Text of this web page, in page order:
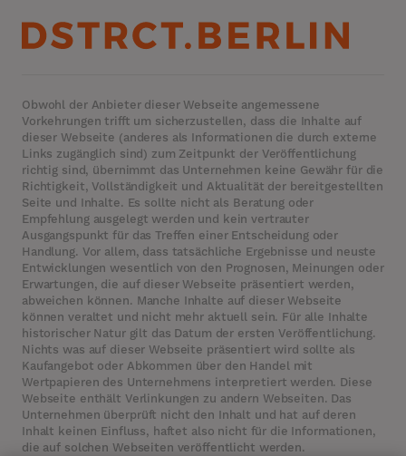
Obwohl der Anbieter dieser Webseite angemessene
Vorkehrungen trifft um sicherzustellen, dass die Inhalte auf
dieser Webseite (anderes als Informationen die durch externe
Links zugänglich sind) zum Zeitpunkt der Veröffentlichung
richtig sind, übernimmt das Unternehmen keine Gewähr für die
Richtigkeit, Vollständigkeit und Aktualität der bereitgestellten
Seite und Inhalte. Es sollte nicht als Beratung oder
Empfehlung ausgelegt werden und kein vertrauter
Ausgangspunkt für das Treffen einer Entscheidung oder
Handlung. Vor allem, dass tatsächliche Ergebnisse und neuste
Entwicklungen wesentlich von den Prognosen, Meinungen oder
Erwartungen, die auf dieser Webseite präsentiert werden,
abweichen können. Manche Inhalte auf dieser Webseite
können veraltet und nicht mehr aktuell sein. Für alle Inhalte
historischer Natur gilt das Datum der ersten Veröffentlichung.
Nichts was auf dieser Webseite präsentiert wird sollte als
Kaufangebot oder Abkommen über den Handel mit
Wertpapieren des Unternehmens interpretiert werden. Diese
Webseite enthält Verlinkungen zu andern Webseiten. Das
Unternehmen überprüft nicht den Inhalt und hat auf deren
Inhalt keinen Einfluss, haftet also nicht für die Informationen,
die auf solchen Webseiten veröffentlicht werden.